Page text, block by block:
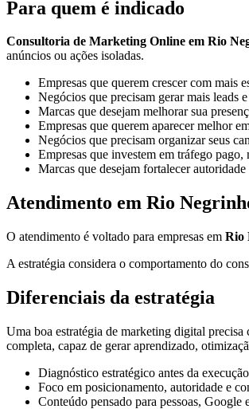
Para quem é indicado
Consultoria de Marketing Online em Rio
anúncios ou ações isoladas.
Empresas que querem crescer com mais
Negócios que precisam gerar mais leads
Marcas que desejam melhorar sua
Empresas que querem aparecer melhor
Negócios que precisam organizar seus
Empresas que investem em tráfego
Marcas que desejam fortalecer
Atendimento em Rio
O atendimento é voltado para empresas em Rio
A estratégia considera o comportamento do
Diferenciais da estratégia
Uma boa estratégia de marketing digital
completa, capaz de gerar aprendizado,
Diagnóstico estratégico antes da execução
Foco em posicionamento, autoridade e
Conteúdo pensado para pessoas,